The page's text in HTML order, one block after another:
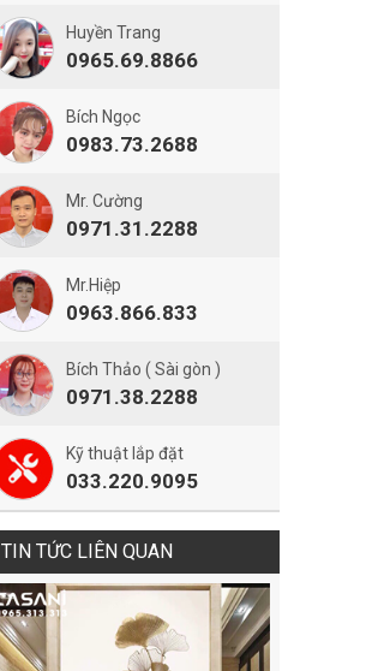
Huyền Trang
0965.69.8866
Bích Ngọc
0983.73.2688
Mr. Cường
0971.31.2288
Mr.Hiệp
0963.866.833
Bích Thảo ( Sài gòn )
0971.38.2288
Kỹ thuật lắp đặt
033.220.9095
TIN TỨC LIÊN QUAN